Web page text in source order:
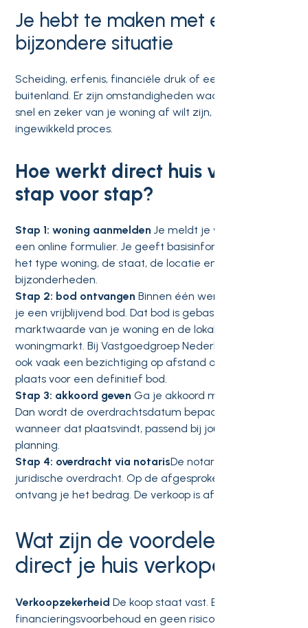
Je hebt te maken met een
bijzondere situatie
Scheiding, erfenis, financiële druk of een baan in het
buitenland. Er zijn omstandigheden waarbij je gewoon
snel en zeker van je woning af wilt zijn, zonder
ingewikkeld proces.
Hoe werkt direct huis verkopen
stap voor stap?
Stap 1: woning aanmeldenJe meldt je woning aan via
een online formulier. Je geeft basisinformatie op over
het type woning, de staat, de locatie en eventuele
bijzonderheden.
Stap 2: bod ontvangenBinnen één werkdag ontvang
je een vrijblijvend bod. Dat bod is gebaseerd op de
marktwaarde van je woning en de lokale
woningmarkt. Bij Vastgoedgroep Nederland vindt er
ook vaak een bezichtiging op afstand of ter plekke
plaats voor een definitief bod.
Stap 3: akkoord gevenGa je akkoord met het bod?
Dan wordt de overdrachtsdatum bepaald. Je kiest zelf
wanneer dat plaatsvindt, passend bij jouw situatie en
planning.
Stap 4: overdracht via notarisDe notaris regelt de
juridische overdracht. Op de afgesproken datum
ontvang je het bedrag. De verkoop is afgerond.
Wat zijn de voordelen van
direct je huis verkopen?
VerkoopzekerheidDe koop staat vast. Er is geen
financieringsvoorbehoud en geen risico dat de koper